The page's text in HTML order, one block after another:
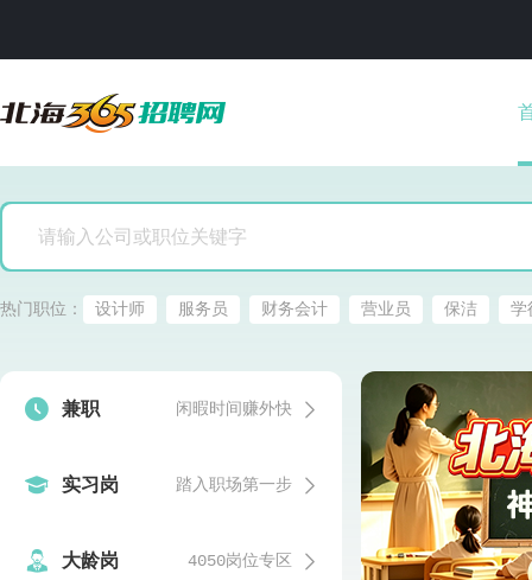
热门职位： 设计师 服务员 财务会计 营业员 保洁 学
 兼职 闲暇时间赚外快 
 实习岗 踏入职场第一步 
 大龄岗 4050岗位专区 